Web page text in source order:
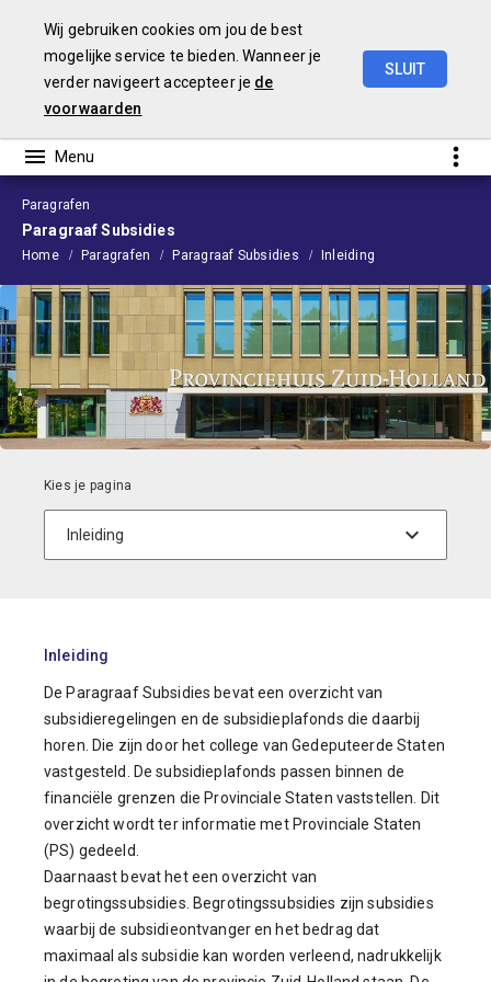
Wij gebruiken cookies om jou de best
mogelijke service te bieden. Wanneer je
verder navigeert accepteer je de
voorwaarden
SLUIT
Paragrafen
Paragraaf Subsidies
Home Paragrafen Paragraaf Subsidies Inleiding
Inleiding
De Paragraaf Subsidies bevat een overzicht van
subsidieregelingen en de subsidieplafonds die daarbij
horen. Die zijn door het college van Gedeputeerde Staten
vastgesteld. De subsidieplafonds passen binnen de
financiële grenzen die Provinciale Staten vaststellen. Dit
overzicht wordt ter informatie met Provinciale Staten
(PS) gedeeld.
Daarnaast bevat het een overzicht van
begrotingssubsidies. Begrotingssubsidies zijn subsidies
waarbij de subsidieontvanger en het bedrag dat
maximaal als subsidie kan worden verleend, nadrukkelijk